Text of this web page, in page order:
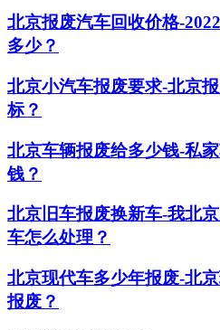
北京报废汽车回收价格-
多少？
北京小汽车报废要求-北京
标？
北京车辆报废给多少钱-私
钱？
北京旧车报废换新车-我北
车怎么处理？
北京现代车多少年报废-北
报废？